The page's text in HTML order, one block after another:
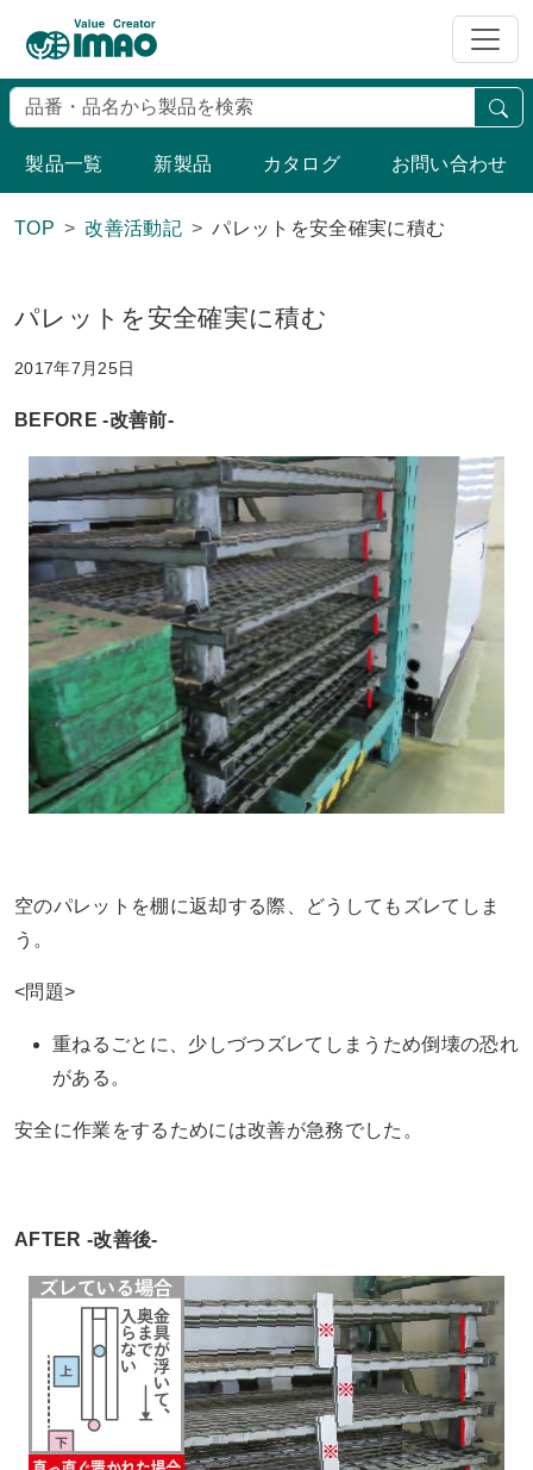
製品一覧 新製品 カタログ お問い合わせ
TOP 改善活動記 パレットを安全確実に積む
パレットを安全確実に積む
2017年7月25日
BEFORE -改善前-
空のパレットを棚に返却する際、どうしてもズレてしま
う。
<問題>
重ねるごとに、少しづつズレてしまうため倒壊の恐れ
がある。
安全に作業をするためには改善が急務でした。
AFTER -改善後-